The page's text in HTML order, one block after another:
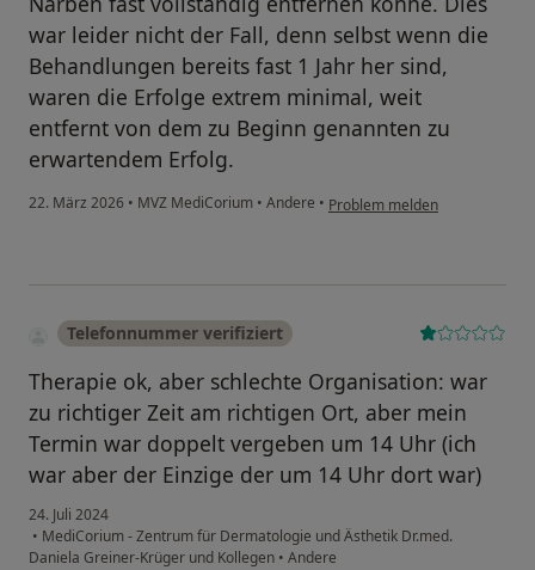
war leider nicht der Fall, denn selbst wenn die
Behandlungen bereits fast 1 Jahr her sind,
waren die Erfolge extrem minimal, weit
entfernt von dem zu Beginn genannten zu
erwartendem Erfolg.
22. März 2026 • MVZ MediCorium • Andere • Problem melden
Telefonnummer verifiziert
Therapie ok, aber schlechte Organisation: war
zu richtiger Zeit am richtigen Ort, aber mein
Termin war doppelt vergeben um 14 Uhr (ich
war aber der Einzige der um 14 Uhr dort war)
24. Juli 2024
• MediCorium - Zentrum für Dermatologie und Ästhetik Dr.med.
Daniela Greiner-Krüger und Kollegen • Andere